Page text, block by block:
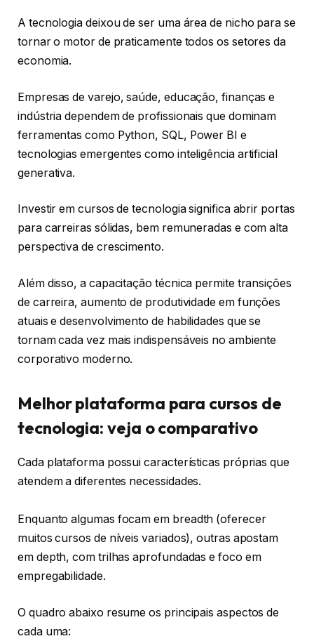
A tecnologia deixou de ser uma área de nicho para se
tornar o motor de praticamente todos os setores da
economia.
Empresas de varejo, saúde, educação, finanças e
indústria dependem de profissionais que dominam
ferramentas como Python, SQL, Power BI e
tecnologias emergentes como inteligência artificial
generativa.
Investir em cursos de tecnologia significa abrir portas
para carreiras sólidas, bem remuneradas e com alta
perspectiva de crescimento.
Além disso, a capacitação técnica permite transições
de carreira, aumento de produtividade em funções
atuais e desenvolvimento de habilidades que se
tornam cada vez mais indispensáveis no ambiente
corporativo moderno.
Melhor plataforma para cursos de
tecnologia: veja o comparativo
Cada plataforma possui características próprias que
atendem a diferentes necessidades.
Enquanto algumas focam em breadth (oferecer
muitos cursos de níveis variados), outras apostam
em depth, com trilhas aprofundadas e foco em
empregabilidade.
O quadro abaixo resume os principais aspectos de
cada uma: